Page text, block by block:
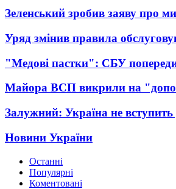
Зеленський зробив заяву про
Уряд змінив правила
"Медові пастки": СБУ
Майора ВСП викрили на
Залужний: Україна не
Новини України
Останні
Популярні
Коментовані